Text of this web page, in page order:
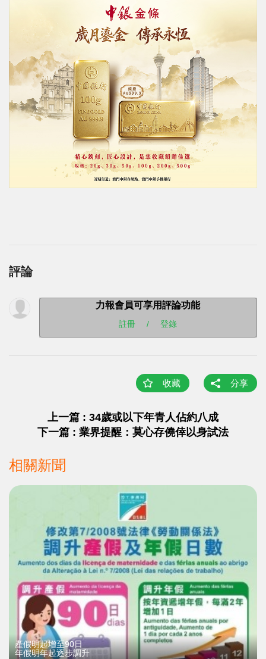
評論
力報會員可享用評論功能
註冊 / 登錄
收藏 分享
上一篇 : 34歲或以下年青人佔約八成
下一篇 : 業界提醒：莫心存僥倖以身試法
相關新聞
產假明起增至90日
年假明年起逐步調升